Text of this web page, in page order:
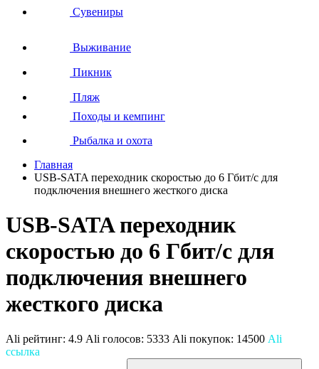
Сувениры
Выживание
Пикник
Пляж
Походы и кемпинг
Рыбалка и охота
Главная
USB-SATA переходник скоростью до 6 Гбит/с для
подключения внешнего жесткого диска
USB-SATA переходник
скоростью до 6 Гбит/с для
подключения внешнего
жесткого диска
Ali рейтинг: 4.9 Ali голосов: 5333 Ali покупок: 14500 Ali
ссылка